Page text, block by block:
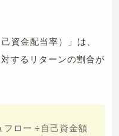
資金配当率）」は、
するリターンの割合が
フロー ÷自己資金額